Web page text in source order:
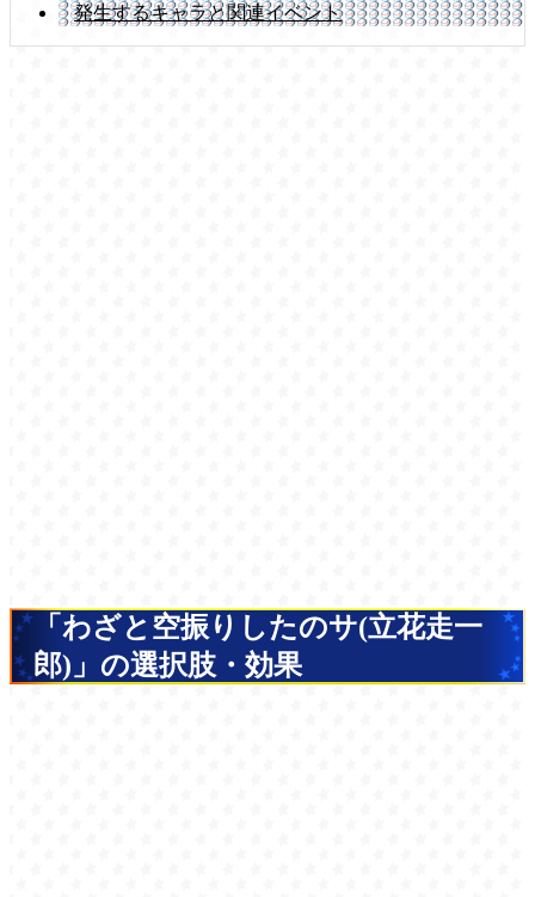
発生するキャラと関連イベント
「わざと空振りしたのサ(立花走一
郎)」の選択肢・効果